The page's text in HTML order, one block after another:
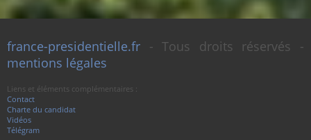
france-presidentielle.fr - Tous droits réservés -
mentions légales
Liens et éléments complémentaires :
Contact
Charte du candidat
Vidéos
Télégram